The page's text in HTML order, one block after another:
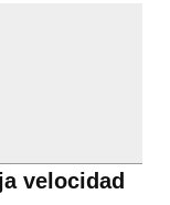
velocidad